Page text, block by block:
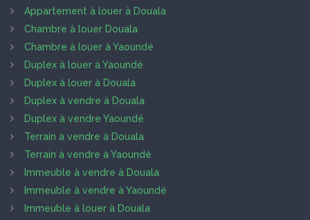
Appartement à louer à Douala
Chambre à louer Douala
Chambre à louer à Yaoundé
Duplex à louer à Yaoundé
Duplex à louer à Douala
Duplex à vendre à Douala
Duplex à vendre Yaoundé
Terrain à vendre à Douala
Terrain à vendre à Yaoundé
Immeuble à vendre à Douala
Immeuble à vendre à Yaoundé
Immeuble à louer à Douala